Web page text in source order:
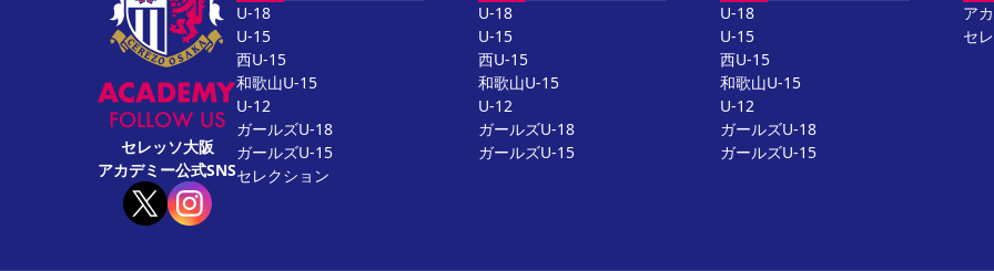
FOLLOW US
セレッソ大阪
アカデミー公式SNS
U-18
U-15
西U-15
和歌山U-15
U-12
ガールズU-18
ガールズU-15
セレクション
U-18
U-15
西U-15
和歌山U-15
U-12
ガールズU-18
ガールズU-15
U-18
U-15
西U-15
和歌山U-15
U-12
ガールズU-18
ガールズU-15
ア
セ